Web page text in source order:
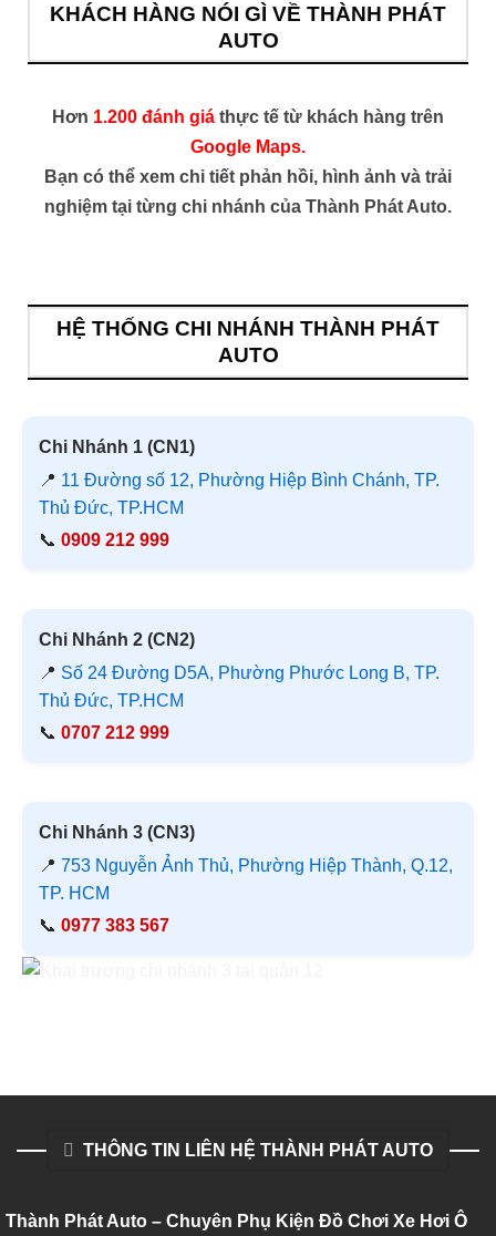
KHÁCH HÀNG NÓI GÌ VỀ THÀNH PHÁT
AUTO
Hơn 1.200 đánh giá thực tế từ khách hàng trên
Google Maps.
Bạn có thể xem chi tiết phản hồi, hình ảnh và trải
nghiệm tại từng chi nhánh của Thành Phát Auto.
HỆ THỐNG CHI NHÁNH THÀNH PHÁT
AUTO
Chi Nhánh 1 (CN1)
📍 11 Đường số 12, Phường Hiệp Bình Chánh, TP.
Thủ Đức, TP.HCM
📞 0909 212 999
Chi Nhánh 2 (CN2)
📍 Số 24 Đường D5A, Phường Phước Long B, TP.
Thủ Đức, TP.HCM
📞 0707 212 999
Chi Nhánh 3 (CN3)
📍 753 Nguyễn Ảnh Thủ, Phường Hiệp Thành, Q.12,
TP. HCM
📞 0977 383 567
THÔNG TIN LIÊN HỆ THÀNH PHÁT AUTO
Thành Phát Auto – Chuyên Phụ Kiện Đồ Chơi Xe Hơi Ô